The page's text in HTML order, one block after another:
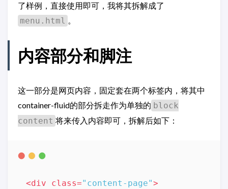
了样例，直接使用即可，我将其拆解成了
menu.html 。
内容部分和脚注
这一部分是网页内容，固定套在两个标签内，将其中
container-fluid的部分拆走作为单独的 block
content 将来传入内容即可，拆解后如下：
<div class="content-page">